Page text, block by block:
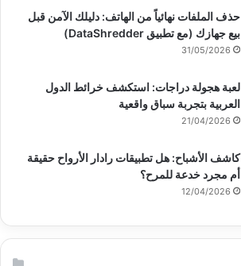
حذف الملفات نهائياً من الهاتف: دليلك الآمن قبل
بيع جهازك (مع تطبيق DataShredder)
31/05/2026
لعبة هجولة دراجات: استكشف خرائط الدول
العربية بتجربة سباق واقعية
21/04/2026
كاشف الأشباح: هل تطبيقات رادار الأرواح حقيقة
أم مجرد خدعة للمرح؟
12/04/2026